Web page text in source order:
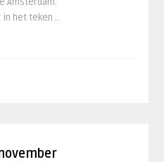
in het teken ..